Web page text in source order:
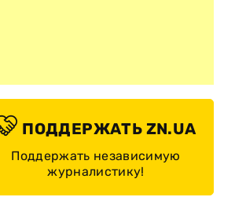
ПОДДЕРЖАТЬ ZN.UA
Поддержать независимую
журналистику!